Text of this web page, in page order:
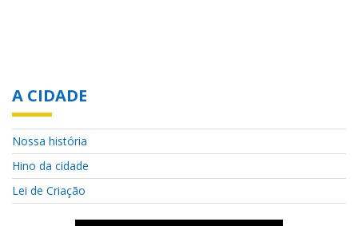
A CIDADE
Nossa história
Hino da cidade
Lei de Criação